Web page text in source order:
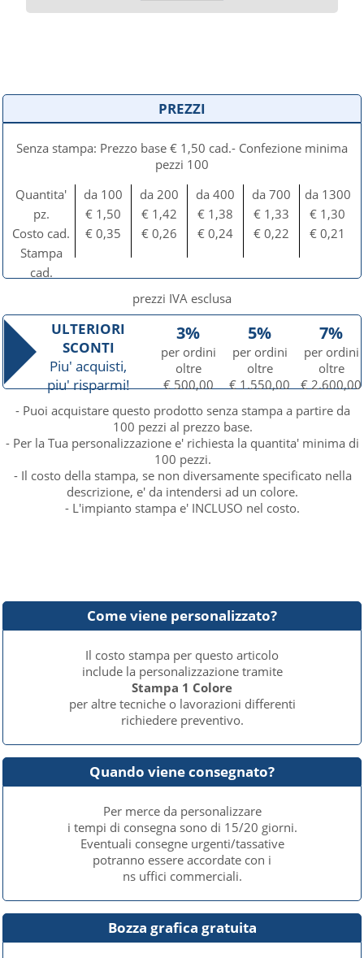
PREZZI
Senza stampa: Prezzo base € 1,50 cad.- Confezione minima
pezzi 100
Quantita'
pz.
Costo cad.
Stampa
cad.
da 100
€ 1,50
€ 0,35
da 200
€ 1,42
€ 0,26
da 400
€ 1,38
€ 0,24
da 700
€ 1,33
€ 0,22
da 1300
€ 1,30
€ 0,21
prezzi IVA esclusa
ULTERIORI
SCONTI
Piu' acquisti,
piu' risparmi!
3%
per ordini
oltre
€ 500,00
5%
per ordini
oltre
€ 1.550,00
7%
per ordini
oltre
€ 2.600,00
- Puoi acquistare questo prodotto senza stampa a partire da
100 pezzi al prezzo base.
- Per la Tua personalizzazione e' richiesta la quantita' minima di
100 pezzi.
- Il costo della stampa, se non diversamente specificato nella
descrizione, e' da intendersi ad un colore.
- L'impianto stampa e' INCLUSO nel costo.
Come viene personalizzato?
Il costo stampa per questo articolo
include la personalizzazione tramite
Stampa 1 Colore
per altre tecniche o lavorazioni differenti
richiedere preventivo.
Quando viene consegnato?
Per merce da personalizzare
i tempi di consegna sono di 15/20 giorni.
Eventuali consegne urgenti/tassative
potranno essere accordate con i
ns uffici commerciali.
Bozza grafica gratuita